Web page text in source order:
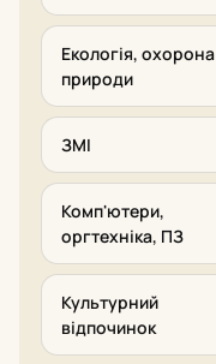
Екологія, охорона
природи
ЗМІ
Комп'ютери,
оргтехніка, ПЗ
Культурний
відпочинок